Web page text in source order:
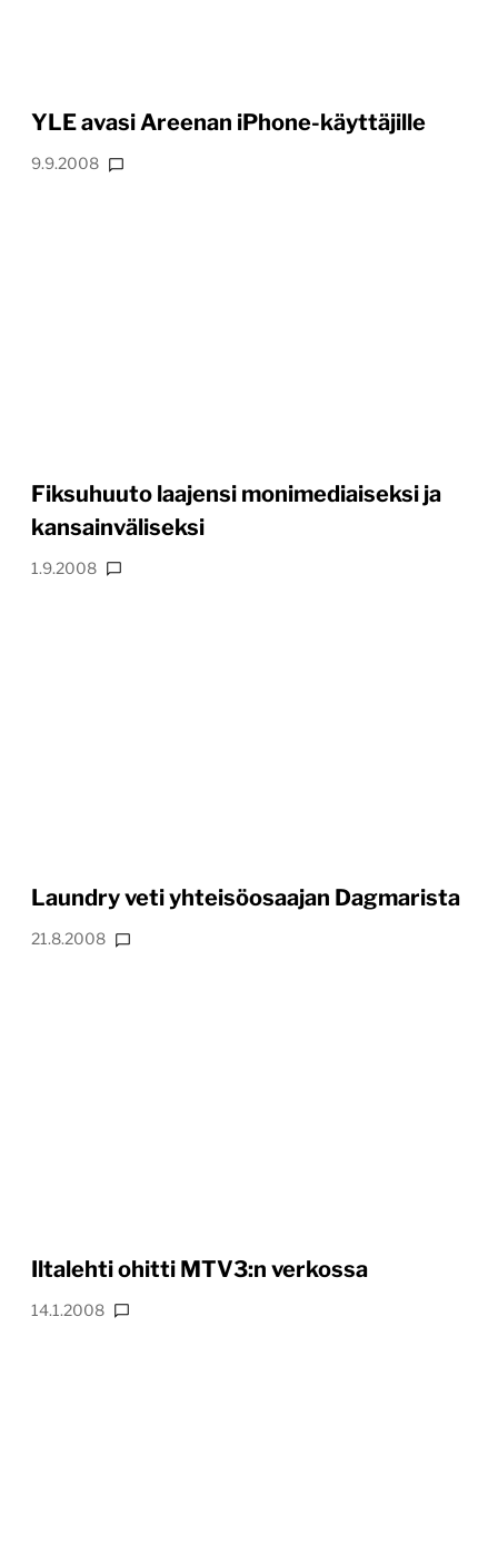
YLE avasi Areenan iPhone-käyttäjille
9.9.2008
Fiksuhuuto laajensi monimediaiseksi ja
kansainväliseksi
1.9.2008
Laundry veti yhteisöosaajan Dagmarista
21.8.2008
Iltalehti ohitti MTV3:n verkossa
14.1.2008